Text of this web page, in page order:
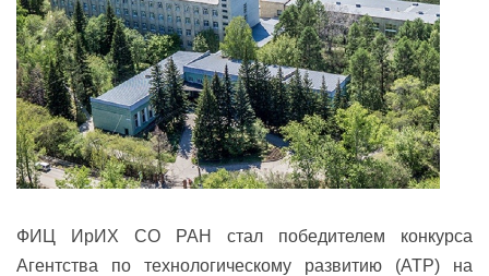
ФИЦ ИрИХ СО РАН стал победителем конкурса
Агентства по технологическому развитию (АТР) на